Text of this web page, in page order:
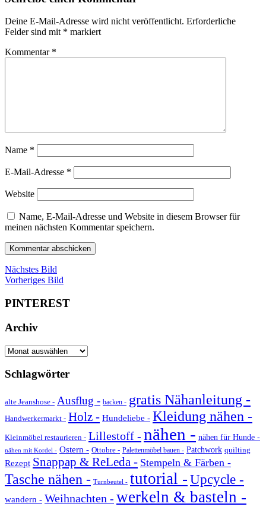
Deine E-Mail-Adresse wird nicht veröffentlicht. Erforderliche
Felder sind mit * markiert
Kommentar *
Name *
E-Mail-Adresse *
Website
Name, E-Mail-Adresse und Website in diesem Browser für
meinen nächsten Kommentar speichern.
Nächstes Bild
Vorheriges Bild
PINTEREST
Archiv
Archiv
Schlagwörter
alte Jeanshose - Ausflug - backen - gratis Nähanleitung -
Handwerkermarkt - Holz - Hundeliebe - Kleidung nähen -
Kleinmöbel restaurieren - Lillestoff - nähen - nähen für Hunde -
nähen mit Kordel - Ostern - Ottobre - Palettenmöbel bauen - Patchwork quilting
Rezept Snappap & ReLeda - Stempeln & Färben -
Tasche nähen - Turnbeutel - tutorial -Upcycle -
wandern - Weihnachten - werkeln & basteln -